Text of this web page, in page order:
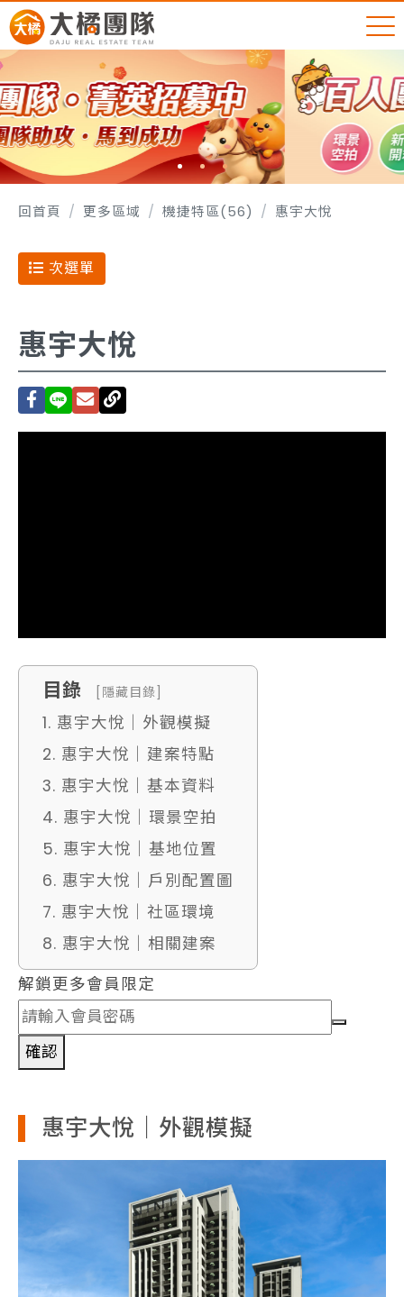
回首頁 更多區域 機捷特區(56) 惠宇大悅
次選單
惠宇大悅
目錄 [隱藏目錄]
1. 惠宇大悅｜外觀模擬
2. 惠宇大悅｜建案特點
3. 惠宇大悅｜基本資料
4. 惠宇大悅｜環景空拍
5. 惠宇大悅｜基地位置
6. 惠宇大悅｜戶別配置圖
7. 惠宇大悅｜社區環境
8. 惠宇大悅｜相關建案
解鎖更多會員限定
確認
惠宇大悅｜外觀模擬